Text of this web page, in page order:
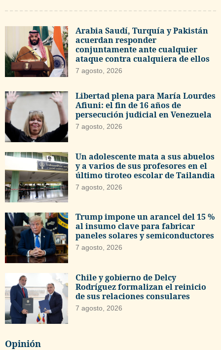
Arabia Saudí, Turquía y Pakistán
acuerdan responder
conjuntamente ante cualquier
ataque contra cualquiera de ellos
7 agosto, 2026
Libertad plena para María Lourdes
Afiuni: el fin de 16 años de
persecución judicial en Venezuela
7 agosto, 2026
Un adolescente mata a sus abuelos
y a varios de sus profesores en el
último tiroteo escolar de Tailandia
7 agosto, 2026
Trump impone un arancel del 15 %
al insumo clave para fabricar
paneles solares y semiconductores
7 agosto, 2026
Chile y gobierno de Delcy
Rodríguez formalizan el reinicio
de sus relaciones consulares
7 agosto, 2026
Opinión